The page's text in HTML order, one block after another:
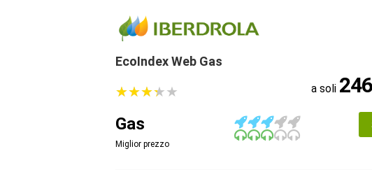
EcoIndex Web Gas
★★★★★
★★★★★ a soli
Gas
Miglior prezzo